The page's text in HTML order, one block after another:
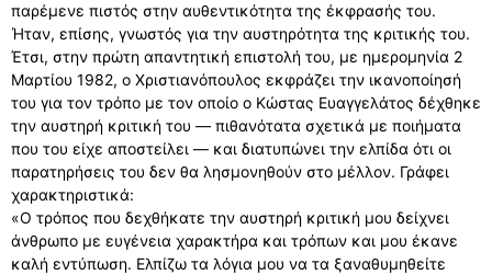
παρέμενε πιστός στην αυθεντικότητα της έκφρασής του.
Ήταν, επίσης, γνωστός για την αυστηρότητα της κριτικής του.
Έτσι, στην πρώτη απαντητική επιστολή του, με ημερομηνία 2
Μαρτίου 1982, ο Χριστιανόπουλος εκφράζει την ικανοποίησή
του για τον τρόπο με τον οποίο ο Κώστας Ευαγγελάτος δέχθηκε
την αυστηρή κριτική του — πιθανότατα σχετικά με ποιήματα
που του είχε αποστείλει — και διατυπώνει την ελπίδα ότι οι
παρατηρήσεις του δεν θα λησμονηθούν στο μέλλον. Γράφει
χαρακτηριστικά:
«Ο τρόπος που δεχθήκατε την αυστηρή κριτική μου δείχνει
άνθρωπο με ευγένεια χαρακτήρα και τρόπων και μου έκανε
καλή εντύπωση. Ελπίζω τα λόγια μου να τα ξαναθυμηθείτε